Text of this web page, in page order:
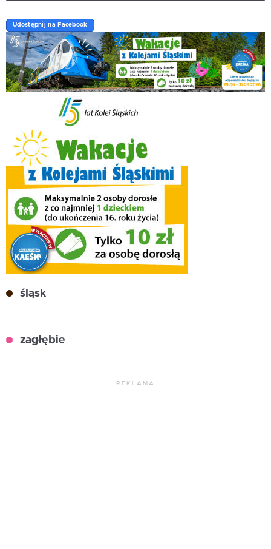
Udostępnij na Facebook
śląsk
zagłębie
REKLAMA